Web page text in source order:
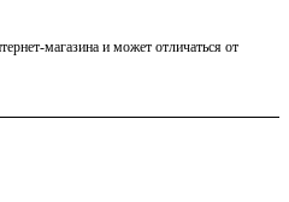
магазина и может отличаться от